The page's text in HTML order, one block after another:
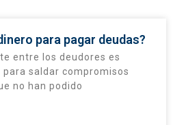
para pagar deudas?
entre los deudores es
saldar compromisos
no han podido